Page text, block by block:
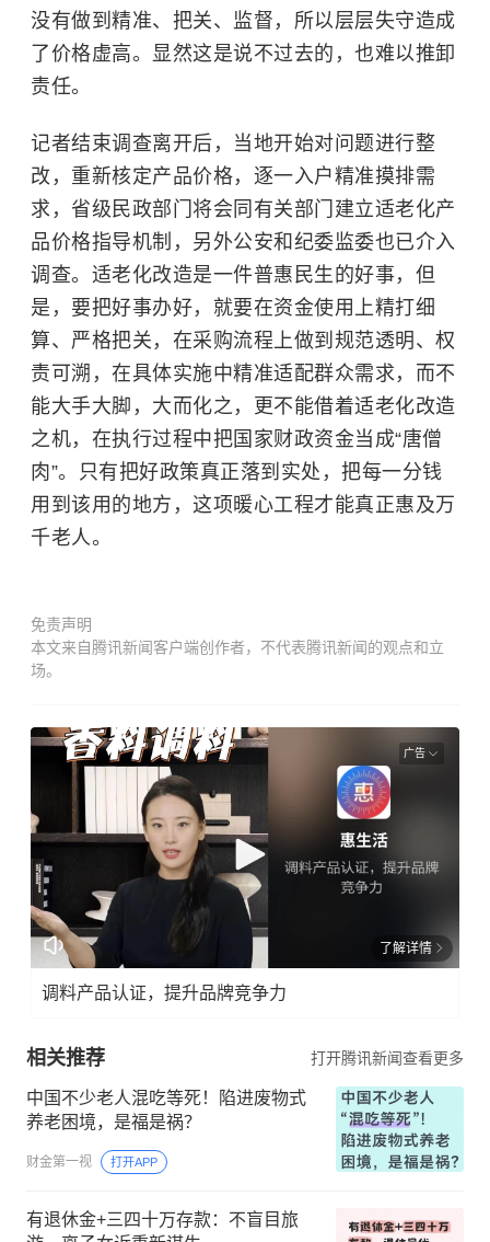
没有做到精准、把关、监督，所以层层失守造成
了价格虚高。显然这是说不过去的，也难以推卸
责任。
记者结束调查离开后，当地开始对问题进行整
改，重新核定产品价格，逐一入户精准摸排需
求，省级民政部门将会同有关部门建立适老化产
品价格指导机制，另外公安和纪委监委也已介入
调查。适老化改造是一件普惠民生的好事，但
是，要把好事办好，就要在资金使用上精打细
算、严格把关，在采购流程上做到规范透明、权
责可溯，在具体实施中精准适配群众需求，而不
能大手大脚，大而化之，更不能借着适老化改造
之机，在执行过程中把国家财政资金当成“唐僧
肉”。只有把好政策真正落到实处，把每一分钱
用到该用的地方，这项暖心工程才能真正惠及万
千老人。
免责声明
本文来自腾讯新闻客户端创作者，不代表腾讯新闻的观点和立
场。
广告
了解详情
调料产品认证，提升品牌竞争力
相关推荐 打开腾讯新闻查看更多
中国不少老人混吃等死！陷进废物式
养老困境，是福是祸？
财金第一视 打开APP
有退休金+三四十万存款：不盲目旅